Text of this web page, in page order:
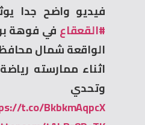
فيديو واضح جدا
#القعقاعفي فوهة
الواقعة شمال
اثناء ممارسته
وتحدي
t.co/BkbkmAqpcX